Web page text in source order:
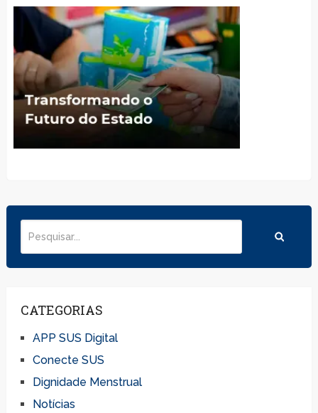
CATEGORIAS
APP SUS Digital
Conecte SUS
Dignidade Menstrual
Notícias